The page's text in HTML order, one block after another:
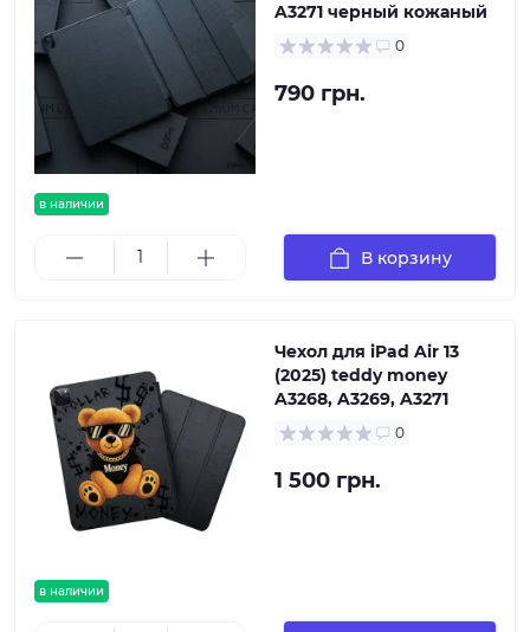
в наличии
A3271 черный кожаный
0
790 грн.
В корзину
в наличии
Чехол для iPad Air 13
(2025) teddy money
A3268, A3269, A3271
0
1 500 грн.